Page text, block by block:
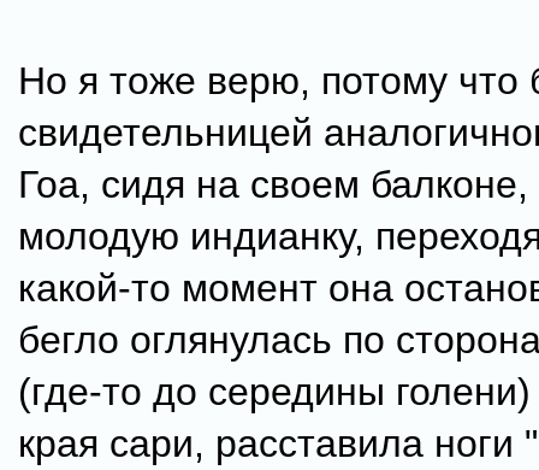
Но я тоже верю, потому что
свидетельницей
Гоа, сидя на своем
молодую индианку,
какой-то момент она
бегло оглянулась по
(где-то до середины
края сари, расставила ноги